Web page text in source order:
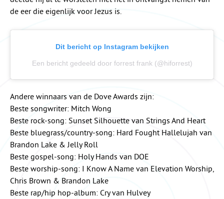
de eer die eigenlijk voor Jezus is.
Dit bericht op Instagram bekijken
Een bericht gedeeld door forrest frank (@hiforrest)
Andere winnaars van de Dove Awards zijn:
Beste songwriter: Mitch Wong
Beste rock-song: Sunset Silhouette van Strings And Heart
Beste bluegrass/country-song: Hard Fought Hallelujah van
Brandon Lake & Jelly Roll
Beste gospel-song: Holy Hands van DOE
Beste worship-song: I Know A Name van Elevation Worship,
Chris Brown & Brandon Lake
Beste rap/hip hop-album: Cry van Hulvey